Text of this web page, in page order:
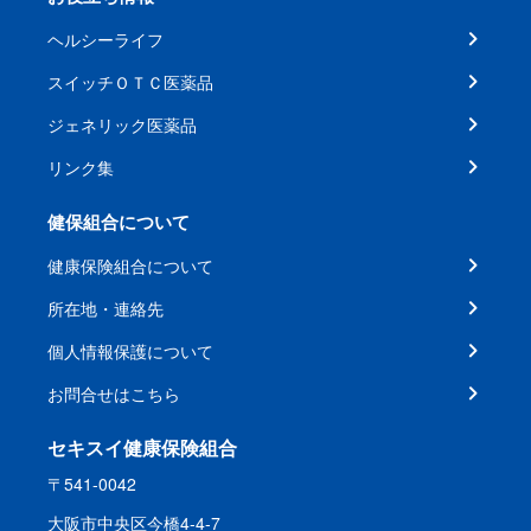
ヘルシーライフ
スイッチＯＴＣ医薬品
ジェネリック医薬品
リンク集
健保組合について
健康保険組合について
所在地・連絡先
個人情報保護について
お問合せはこちら
セキスイ健康保険組合
〒541-0042
大阪市中央区今橋4-4-7